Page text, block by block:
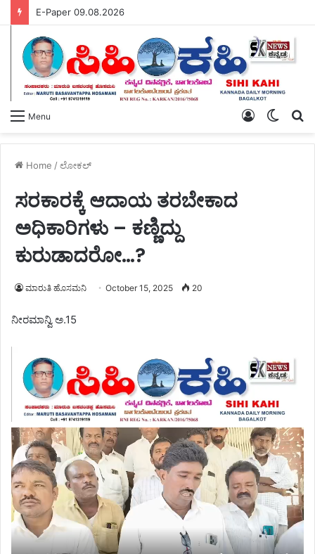
E-Paper 09.08.2026
Menu
Switch
Log
Home /ಲೋಕಲ್
ಸರಕಾರಕ್ಕೆ ಆದಾಯ ತರಬೇಕಾದ
ಅಧಿಕಾರಿಗಳು – ಕಣ್ಣಿದ್ದು
ಕುರುಡಾದರೋ…?
ಮಾರುತಿ ಹೊಸಮನಿ October 15, 2025 20
ನೀರಮಾನ್ವಿ ಅ.15